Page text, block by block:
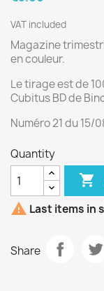
VAT included
Magazine
en couleur.
Le tirage est de
Cubitus BD de
Numéro 21 du 15/
Quantity

 Last items in
Share